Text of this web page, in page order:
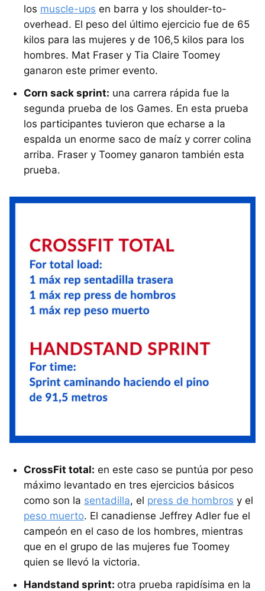
los muscle-ups en barra y los shoulder-to-
overhead. El peso del último ejercicio fue de 65
kilos para las mujeres y de 106,5 kilos para los
hombres. Mat Fraser y Tia Claire Toomey
ganaron este primer evento.
Corn sack sprint: una carrera rápida fue la
segunda prueba de los Games. En esta prueba
los participantes tuvieron que echarse a la
espalda un enorme saco de maíz y correr colina
arriba. Fraser y Toomey ganaron también esta
prueba.
CrossFit total: en este caso se puntúa por peso
máximo levantado en tres ejercicios básicos
como son la sentadilla, el press de hombros y el
peso muerto. El canadiense Jeffrey Adler fue el
campeón en el caso de los hombres, mientras
que en el grupo de las mujeres fue Toomey
quien se llevó la victoria.
Handstand sprint: otra prueba rapidísima en la